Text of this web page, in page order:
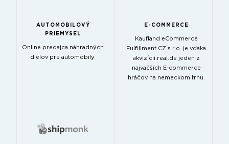
AUTOMOBILOVÝ
PRIEMYSEL
Online predajca náhradných
dielov pre automobily.
E-COMMERCE
Kaufland eCommerce
Fulfillment CZ s.r.o. je vďaka
akvizícii real.de jeden z
najväčších E-commerce
hráčov na nemeckom trhu.